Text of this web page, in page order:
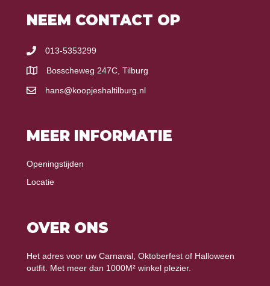
NEEM CONTACT OP
013-5353299
Bosscheweg 247C, Tilburg
hans@koopjeshaltilburg.nl
MEER INFORMATIE
Openingstijden
Locatie
OVER ONS
Het adres voor uw Carnaval, Oktoberfest of Halloween
outfit. Met meer dan 1000M² winkel plezier.